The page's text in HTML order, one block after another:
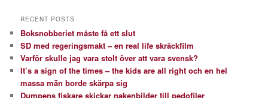
RECENT POSTS
Boksnobberiet måste få ett slut
SD med regeringsmakt – en real life skräckfilm
Varför skulle jag vara stolt över att vara svensk?
It’s a sign of the times – the kids are all right och en hel
massa män borde skärpa sig
Dumpens fiskare skickar nakenbilder till pedofiler